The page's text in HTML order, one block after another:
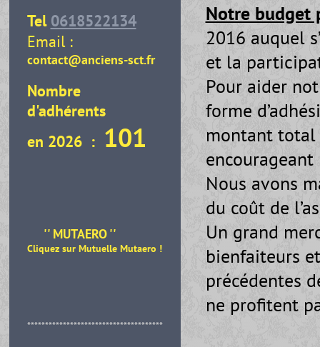
Tel 0618522134
Email :
contact@anciens-sct.fr
Nombre
d'adhérents
en 2026 : 101
'' MUTAERO ''
Cliquez sur Mutuelle Mutaero !
**************************************
Notre budget
2016 auquel
et la
Pour aider
forme
montant total
Nous avons
du coût de
Un grand
bienfaiteurs
précédentes
ne profitent